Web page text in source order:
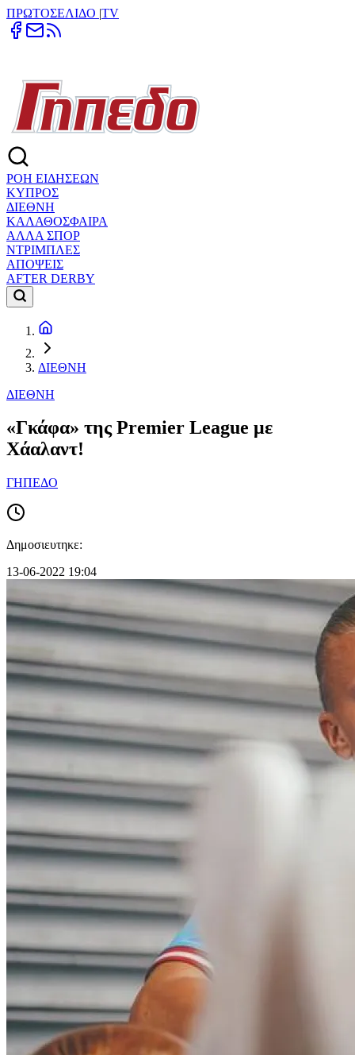
ΠΡΩΤΟΣΕΛΙΔΟ |TV
ΡΟΗ ΕΙΔΗΣΕΩΝ
ΚΥΠΡΟΣ
ΔΙΕΘΝΗ
ΚΑΛΑΘΟΣΦΑΙΡΑ
ΑΛΛΑ ΣΠΟΡ
ΝΤΡΙΜΠΛΕΣ
ΑΠΟΨΕΙΣ
AFTER DERBY
ΔΙΕΘΝΗ
ΔΙΕΘΝΗ
«Γκάφα» της Premier League με
Χάαλαντ!
ΓΗΠΕΔΟ
Δημοσιευτηκε:
13-06-2022 19:04